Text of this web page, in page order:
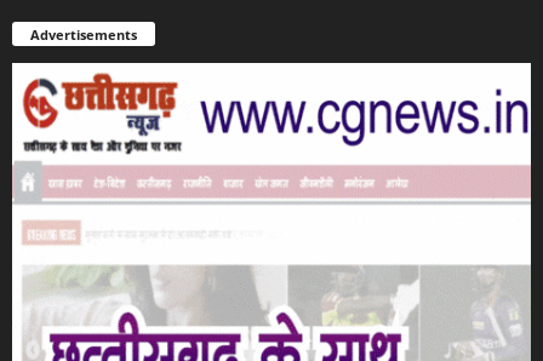
Advertisements